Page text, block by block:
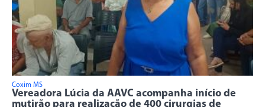
Coxim MS
Vereadora Lúcia da AAVC acompanha início de
mutirão para realização de 400 cirurgias de